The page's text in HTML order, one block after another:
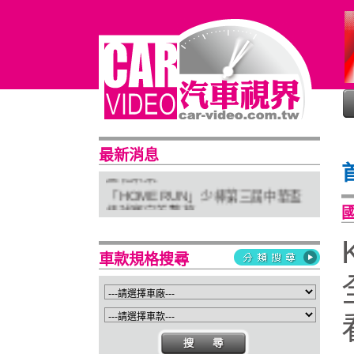
最新消息
普利司通穩馭前行 四大系列改款齊發
進化未來
「HOME RUN」少棒第三屆中華盃
棒球賽完美落幕
點台中亮相
Suzuki 新北土城旗艦店盛大開幕
Isuzu屏東2S新據點開幕 強化南台灣
服務網絡
車款規格搜尋